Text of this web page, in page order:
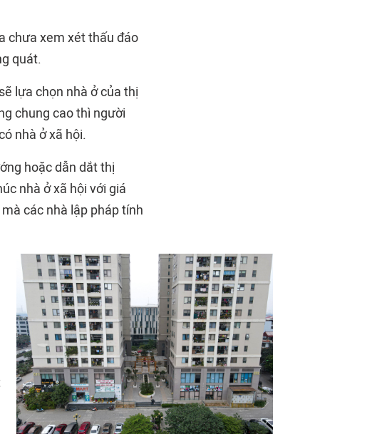
chưa xem xét thấu đáo
quát.
lựa chọn nhà ở của thị
chung cao thì người
nhà ở xã hội.
hoặc dẫn dắt thị
nhà ở xã hội với giá
các nhà lập pháp tính